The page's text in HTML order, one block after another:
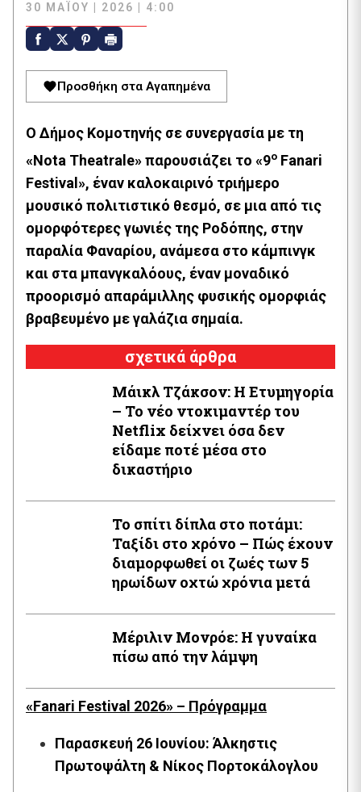
30 ΜΑΪ́ΟΥ | 2026 | 4:00
Προσθήκη στα Αγαπημένα
Ο Δήμος Κομοτηνής σε συνεργασία με τη
«Nota Theatrale» παρουσιάζει το «9ο Fanari
Festival», έναν καλοκαιρινό τριήμερο
μουσικό πολιτιστικό θεσμό, σε μια από τις
ομορφότερες γωνιές της Ροδόπης, στην
παραλία Φαναρίου, ανάμεσα στο κάμπινγκ
και στα μπανγκαλόους, έναν μοναδικό
προορισμό απαράμιλλης φυσικής ομορφιάς
βραβευμένο με γαλάζια σημαία.
σχετικά άρθρα
Μάικλ Τζάκσον: Η Ετυμηγορία
– Το νέο ντοκιμαντέρ του
Netflix δείχνει όσα δεν
είδαμε ποτέ μέσα στο
δικαστήριο
Το σπίτι δίπλα στο ποτάμι:
Ταξίδι στο χρόνο – Πώς έχουν
διαμορφωθεί οι ζωές των 5
ηρωίδων οχτώ χρόνια μετά
Μέριλιν Μονρόε: Η γυναίκα
πίσω από την λάμψη
«Fanari Festival 2026» – Πρόγραμμα
Παρασκευή 26 Ιουνίου: Άλκηστις
Πρωτοψάλτη & Νίκος Πορτοκάλογλου